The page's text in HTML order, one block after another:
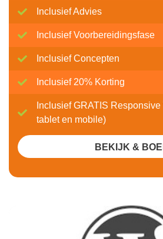
Inclusief Advies
Inclusief Voorbereidingsfase
Inclusief Concepten
Inclusief 20% Korting
Inclusief GRATIS
tablet en mobile)
BEKIJK &